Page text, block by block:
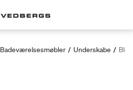
Badeværelsesmøbler / Underskabe /